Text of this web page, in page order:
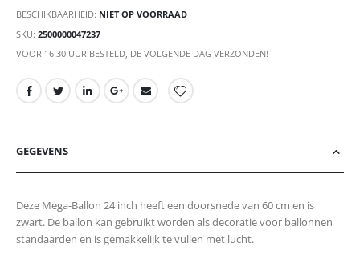
BESCHIKBAARHEID: NIET OP VOORRAAD
SKU 2500000047237
VOOR 16:30 UUR BESTELD, DE VOLGENDE DAG VERZONDEN!
GEGEVENS
Deze Mega-Ballon 24 inch heeft een doorsnede van 60 cm en is
zwart. De ballon kan gebruikt worden als decoratie voor ballonnen
standaarden en is gemakkelijk te vullen met lucht.